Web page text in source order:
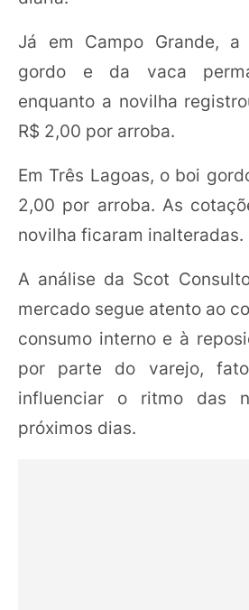
Já em Campo Grande,
gordo e da vaca
enquanto a novilha
R$ 2,00 por arroba.
Em Três Lagoas, o boi
2,00 por arroba. As
novilha ficaram inalteradas.
A análise da Scot
mercado segue atento ao
consumo interno e à
por parte do varejo,
influenciar o ritmo das
próximos dias.